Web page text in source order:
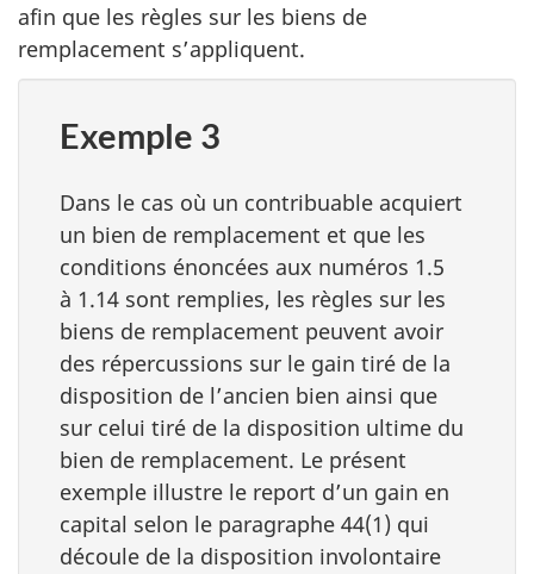
afin que les règles sur les biens de
remplacement s’appliquent.
Exemple 3
Dans le cas où un contribuable acquiert
un bien de remplacement et que les
conditions énoncées aux numéros 1.5
à 1.14 sont remplies, les règles sur les
biens de remplacement peuvent avoir
des répercussions sur le gain tiré de la
disposition de l’ancien bien ainsi que
sur celui tiré de la disposition ultime du
bien de remplacement. Le présent
exemple illustre le report d’un gain en
capital selon le paragraphe 44(1) qui
découle de la disposition involontaire